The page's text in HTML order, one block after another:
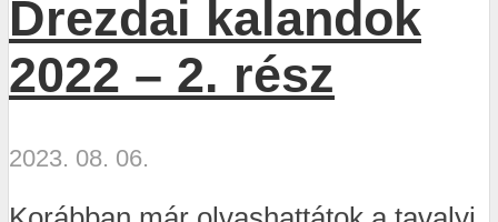
Drezdai kalandok
2022 – 2. rész
2023. 08. 06.